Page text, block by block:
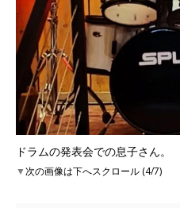
ドラムの発表会での息子さん。
▼次の画像は下へスクロール (4/7)